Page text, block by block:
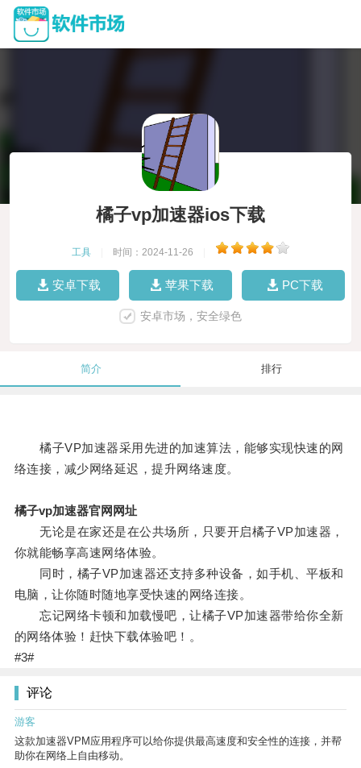
橘子vp加速器ios下载
工具 时间：2024-11-26
安卓下载 苹果下载 PC下载
安卓市场，安全绿色
简介 排行
橘子VP加速器采用先进的加速算法，能够实现快速的网
络连接，减少网络延迟，提升网络速度。
橘子vp加速器官网网址
无论是在家还是在公共场所，只要开启橘子VP加速器，
你就能畅享高速网络体验。
同时，橘子VP加速器还支持多种设备，如手机、平板和
电脑，让你随时随地享受快速的网络连接。
忘记网络卡顿和加载慢吧，让橘子VP加速器带给你全新
的网络体验！赶快下载体验吧！。
#3#
评论
游客
这款加速器VPM应用程序可以给你提供最高速度和安全性的连接，并帮
助你在网络上自由移动。